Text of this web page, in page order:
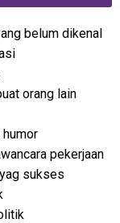
belum dikenal
orang lain
pekerjaan
sukses